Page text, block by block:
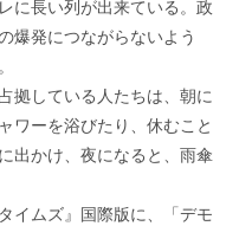
に長い列が出来ている。政
爆発につながらないよう
拠している人たちは、朝に
ワーを浴びたり、休むこと
出かけ、夜になると、雨傘
イムズ』国際版に、「デモ